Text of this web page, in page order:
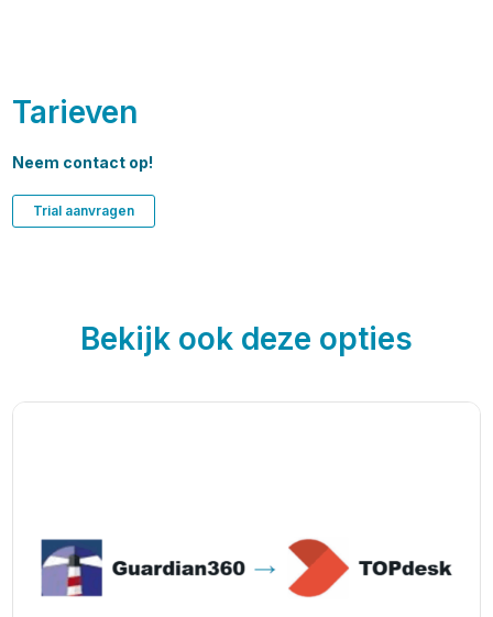
Tarieven
Neem contact op!
Trial aanvragen
Bekijk ook deze opties